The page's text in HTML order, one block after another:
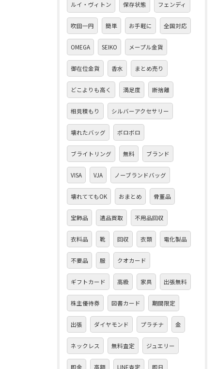
ルイ・ヴィトン 保存状態 フェンディ
吹田一円 簡単 お手軽に 全国対応
OMEGA SEIKO メープル金貨
御在位金貨 香水 まとめ売り
どこよりも高く 満足度 断捨離
相見積もり シルバーアクセサリー
壊れたバッグ ボロボロ
ブライトリング 無料 ブランド
VISA VJA ノーブランドバッグ
壊れててもOK おまとめ 骨董品
宝飾品 遺品買取 不用品回収
衣料品 靴 回収 衣類 電化製品
不要品 服 クオカード
ギフトカード 高級 家具 出張無料
株主優待券 図書カード 期間限定
出張 ダイヤモンド プラチナ 金
ネックレス 無料査定 ジュエリー
即金 高額 LINE査定 即日